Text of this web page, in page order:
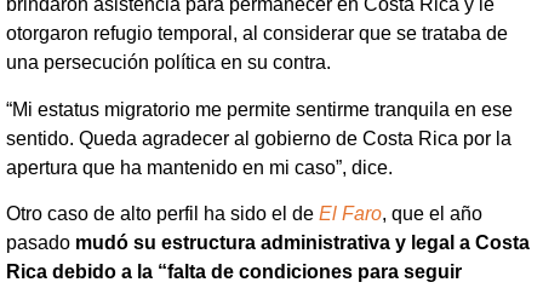
brindaron asistencia para permanecer en Costa Rica y le
otorgaron refugio temporal, al considerar que se trataba de
una persecución política en su contra.
“Mi estatus migratorio me permite sentirme tranquila en ese
sentido. Queda agradecer al gobierno de Costa Rica por la
apertura que ha mantenido en mi caso”, dice.
Otro caso de alto perfil ha sido el de El Faro, que el año
pasado mudó su estructura administrativa y legal a Costa
Rica debido a la “falta de condiciones para seguir